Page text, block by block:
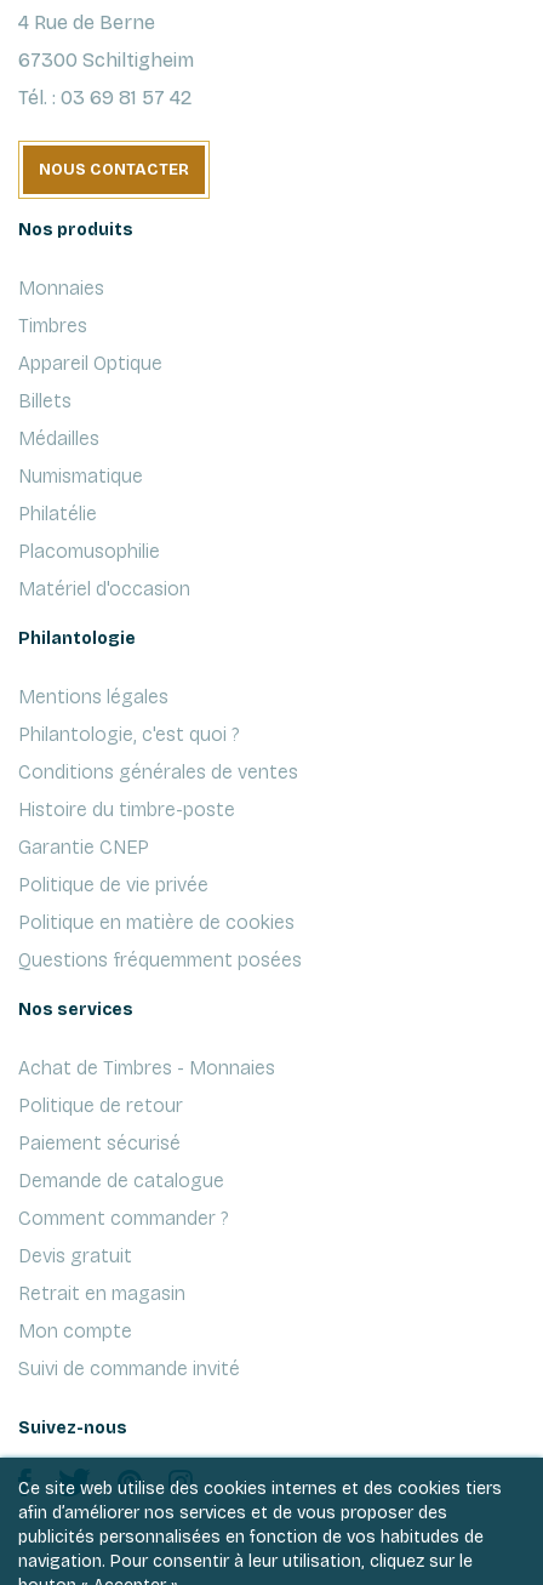
4 Rue de Berne
67300 Schiltigheim
Tél. : 03 69 81 57 42
NOUS CONTACTER
Nos produits
Monnaies
Timbres
Appareil Optique
Billets
Médailles
Numismatique
Philatélie
Placomusophilie
Matériel d'occasion
Philantologie
Mentions légales
Philantologie, c'est quoi ?
Conditions générales de ventes
Histoire du timbre-poste
Garantie CNEP
Politique de vie privée
Politique en matière de cookies
Questions fréquemment posées
Nos services
Achat de Timbres - Monnaies
Politique de retour
Paiement sécurisé
Demande de catalogue
Comment commander ?
Devis gratuit
Retrait en magasin
Mon compte
Suivi de commande invité
Suivez-nous
Ce site web utilise des cookies internes et des cookies tiers
afin d’améliorer nos services et de vous proposer des
publicités personnalisées en fonction de vos habitudes de
navigation. Pour consentir à leur utilisation, cliquez sur le